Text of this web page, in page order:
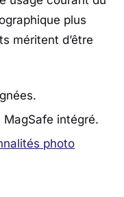
plus
méritent d’être
intégré.
photo